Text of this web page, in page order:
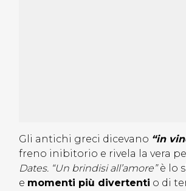
Gli antichi greci dicevano “in
freno inibitorio e rivela la vera
Dates. “Un brindisi all’amore”è lo
e momenti più divertenti o di